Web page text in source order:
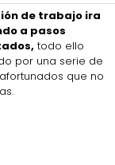
de trabajo ira
a pasos
todo ello
por una serie de
que no